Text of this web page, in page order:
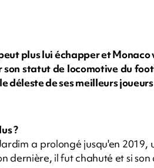
plus lui échapper et
statut de locomotive du
déleste de ses meilleurs
?
a prolongé jusqu'en
dernière, il fut chahuté et si